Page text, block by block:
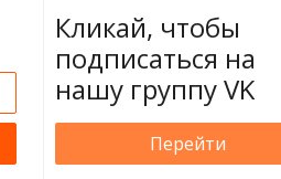
Кликай, чтобы
подписаться на
нашу группу VK
Перейти